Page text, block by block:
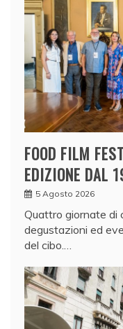
FOOD FILM
EDIZIONE DAL
5 Agosto 2026
Quattro giornate di
degustazioni ed
del cibo.…